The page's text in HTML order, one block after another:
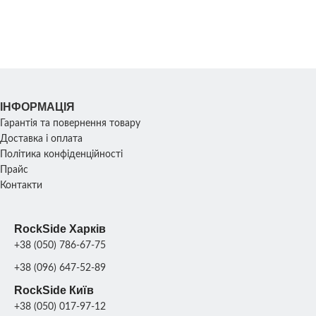
ІНФОРМАЦІЯ
Гарантія та повернення товару
Доставка і оплата
Політика конфіденційності
Прайс
Контакти
RockSide Харків
+38 (050) 786-67-75
+38 (096) 647-52-89
RockSide Київ
+38 (050) 017-97-12